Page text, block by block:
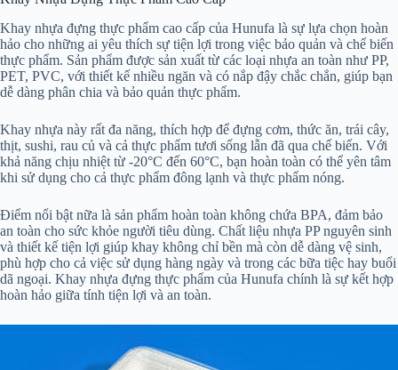
Khay nhựa đựng thực phẩm cao cấp của Hunufa là sự lựa chọn hoàn
hảo cho những ai yêu thích sự tiện lợi trong việc bảo quản và chế biến
thực phẩm. Sản phẩm được sản xuất từ các loại nhựa an toàn như PP,
PET, PVC, với thiết kế nhiều ngăn và có nắp đậy chắc chắn, giúp bạn
dễ dàng phân chia và bảo quản thực phẩm.
Khay nhựa này rất đa năng, thích hợp để đựng cơm, thức ăn, trái cây,
thịt, sushi, rau củ và cả thực phẩm tươi sống lẫn đã qua chế biến. Với
khả năng chịu nhiệt từ -20°C đến 60°C, bạn hoàn toàn có thể yên tâm
khi sử dụng cho cả thực phẩm đông lạnh và thực phẩm nóng.
Điểm nổi bật nữa là sản phẩm hoàn toàn không chứa BPA, đảm bảo
an toàn cho sức khỏe người tiêu dùng. Chất liệu nhựa PP nguyên sinh
và thiết kế tiện lợi giúp khay không chỉ bền mà còn dễ dàng vệ sinh,
phù hợp cho cả việc sử dụng hàng ngày và trong các bữa tiệc hay buổi
dã ngoại. Khay nhựa đựng thực phẩm của Hunufa chính là sự kết hợp
hoàn hảo giữa tính tiện lợi và an toàn.